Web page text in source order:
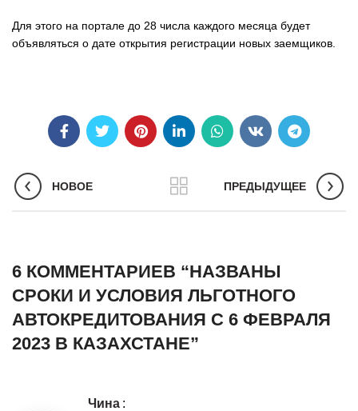
Для этого на портале до 28 числа каждого месяца будет
объявляться о дате открытия регистрации новых заемщиков.
НОВОЕ ПРЕДЫДУЩЕЕ
6 КОММЕНТАРИЕВ “НАЗВАНЫ
СРОКИ И УСЛОВИЯ ЛЬГОТНОГО
АВТОКРЕДИТОВАНИЯ С 6 ФЕВРАЛЯ
2023 В КАЗАХСТАНЕ”
Чина :